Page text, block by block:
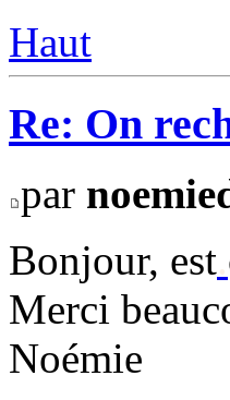
Haut
Re: On
par
Bonjour, est.
Merci
Noémie